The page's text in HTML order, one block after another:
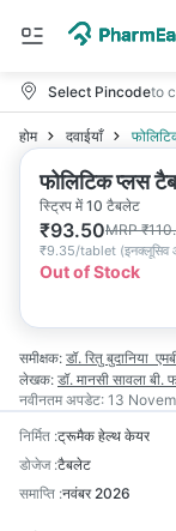
Select Pincodeto
होम दवाईयाँ
फोलिटिक प्लस
स्ट्रिप में 10 टैबलेट
₹93.50MRP₹
₹9.35/tablet (
Out of Stock
समीक्षक: डॉ. रितु बुदानिया
लेखक: डॉ. मानसी सावला बी.
नवीनतम अपडेट: 13
निर्मित :ट्रूमैक हेल्थ केयर
डोजेज :टैबलेट
समाप्ति :नवंबर 2026